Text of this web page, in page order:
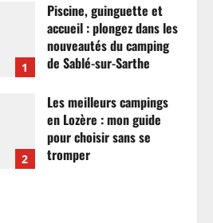
1
Piscine, guinguette et
accueil : plongez dans les
nouveautés du camping
de Sablé-sur-Sarthe
2
Les meilleurs campings
en Lozère : mon guide
pour choisir sans se
tromper